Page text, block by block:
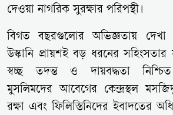
দেওয়া নাগরিক সুরক্ষার পরিপন্থী।
বিগত বছরগুলোর অভিজ্ঞতায়
উস্কানি প্রায়শই বড় ধরনের
স্বচ্ছ তদন্ত ও দায়বদ্ধতা
মুসলিমদের আবেগের কেন্দ্রস্থল
রক্ষা এবং ফিলিস্তিনিদের ইবাদতের